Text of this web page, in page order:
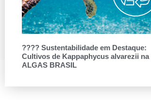
???? Sustentabilidade em Destaque:
Cultivos de Kappaphycus alvarezii na
ALGAS BRASIL